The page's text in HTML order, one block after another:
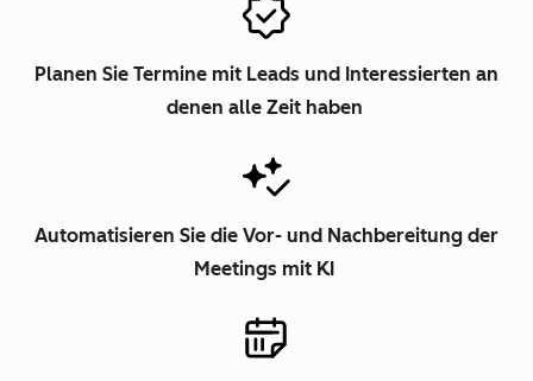
Planen Sie Termine mit Leads und Interessierten an
denen alle Zeit haben
Automatisieren Sie die Vor- und Nachbereitung der
Meetings mit KI